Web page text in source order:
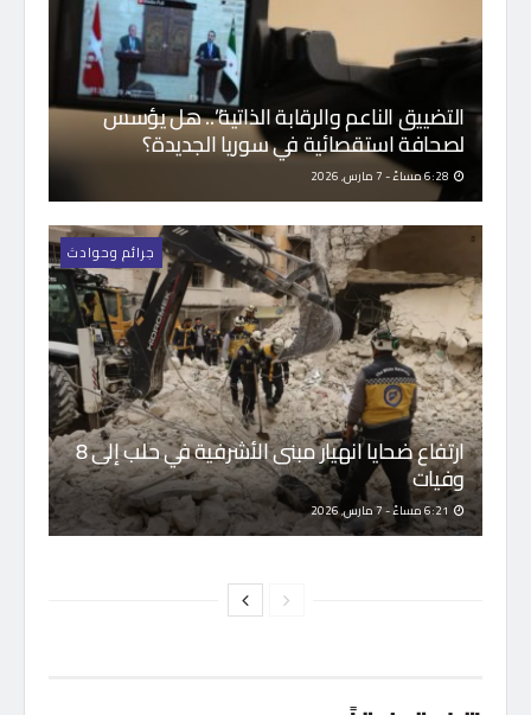
التضييق الناعم والرقابة الذاتية”.. هل يؤسس
لصحافة استقصائية في سوريا الجديدة؟
جرائم وحوادث
ارتفاع ضحايا انهيار مبنى الأشرفية في حلب إلى 8
وفيات